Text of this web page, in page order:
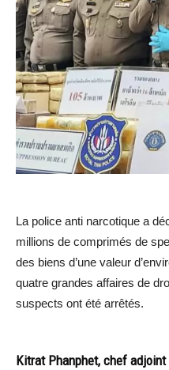
La police anti narcotique a
millions de comprimés de
des biens d’une valeur
quatre grandes affaires de
suspects ont été arrêtés.
Kitrat Phanphet, chef